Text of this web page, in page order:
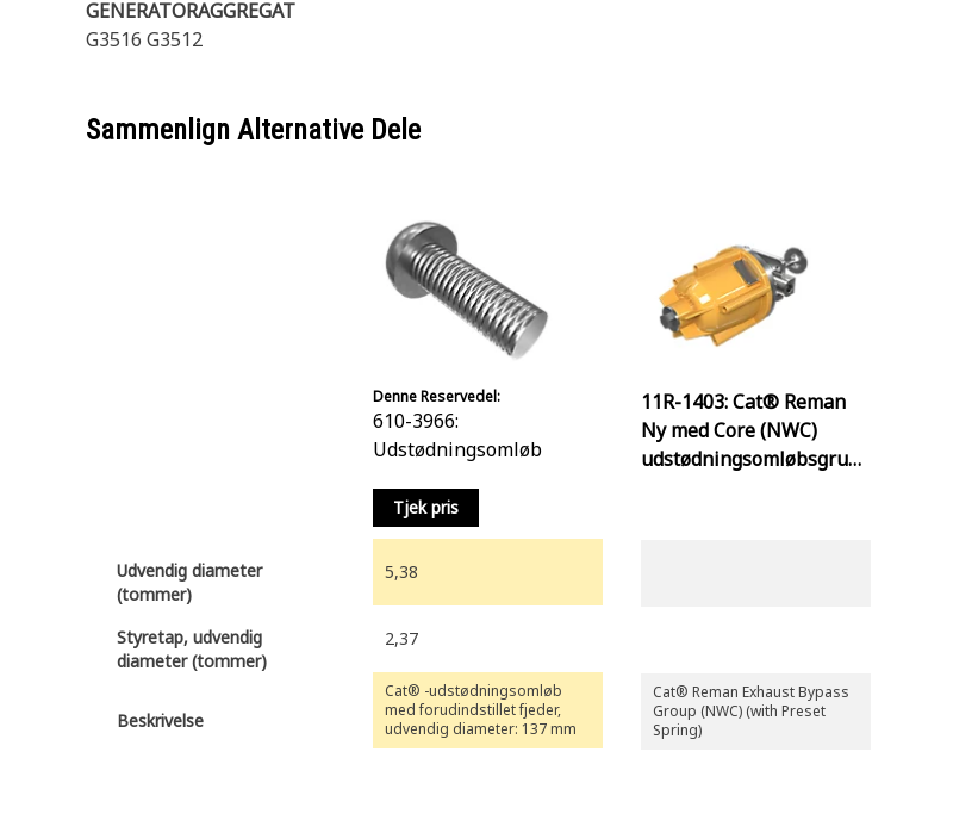
GENERATORAGGREGAT
G3516 G3512
Sammenlign Alternative Dele
Udvendig diameter
(tommer)
Styretap, udvendig
diameter (tommer)
Beskrivelse
Denne Reservedel:
610-3966:
Udstødningsomløb
Tjek pris
5,38
2,37
Cat® -udstødningsomløb
med forudindstillet fjeder,
udvendig diameter: 137 mm
11R-1403: Cat® Reman
Ny med Core (NWC)
udstødningsomløbsgrup
Cat® Reman Exhaust Bypass
Group (NWC) (with Preset
Spring)